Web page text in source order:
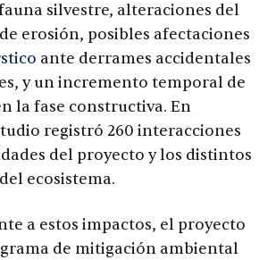
silvestre, alteraciones del
erosión, posibles afectaciones
ante derrames accidentales
y un incremento temporal de
la fase constructiva. En
registró 260 interacciones
del proyecto y los distintos
ecosistema.
a estos impactos, el proyecto
de mitigación ambiental